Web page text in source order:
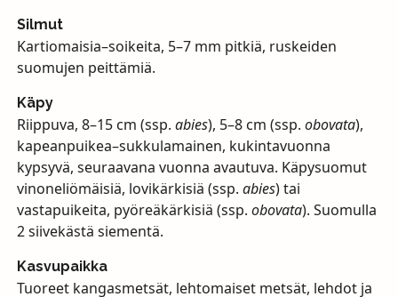
Silmut
Kartiomaisia–soikeita, 5–7 mm pitkiä, ruskeiden
suomujen peittämiä.
Käpy
Riippuva, 8–15 cm (ssp. abies), 5–8 cm (ssp. obovata),
kapeanpuikea–sukkulamainen, kukintavuonna
kypsyvä, seuraavana vuonna avautuva. Käpysuomut
vinoneliömäisiä, lovikärkisiä (ssp. abies) tai
vastapuikeita, pyöreäkärkisiä (ssp. obovata). Suomulla
2 siivekästä siementä.
Kasvupaikka
Tuoreet kangasmetsät, lehtomaiset metsät, lehdot ja